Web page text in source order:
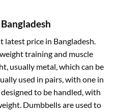
latest price in Bangladesh.
training and muscle
usually metal, which can be
used in pairs, with one in
to be handled, with
Dumbbells are used to